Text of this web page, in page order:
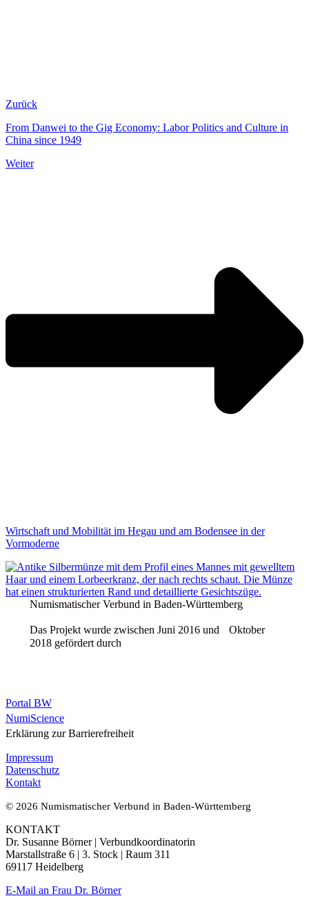
Zurück
From Danwei to the Gig Economy: Labor Politics and Culture in
China since 1949
Weiter
Wirtschaft und Mobilität im Hegau und am Bodensee in der
Vormoderne
Numismatischer Verbund in Baden-Württemberg
Das Projekt wurde zwischen Juni 2016 und Oktober
2018 gefördert durch
Portal BW
NumiScience
Erklärung zur Barrierefreiheit
Impressum
Datenschutz
Kontakt
© 2026 Numismatischer Verbund in Baden-Württemberg
KONTAKT
Dr. Susanne Börner | Verbundkoordinatorin
Marstallstraße 6 | 3. Stock | Raum 311
69117 Heidelberg
E-Mail an Frau Dr. Börner